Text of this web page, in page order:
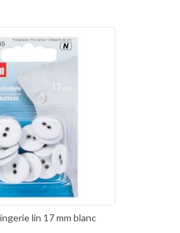
lin 17 mm blanc